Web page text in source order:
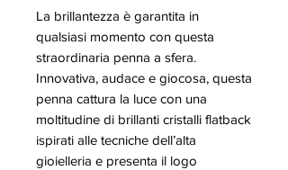
La brillantezza è garantita in
qualsiasi momento con questa
straordinaria penna a sfera.
Innovativa, audace e giocosa, questa
penna cattura la luce con una
moltitudine di brillanti cristalli flatback
ispirati alle tecniche dell’alta
gioielleria e presenta il logo